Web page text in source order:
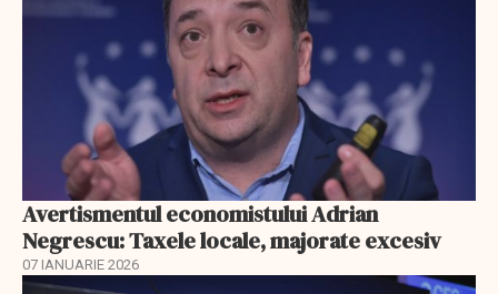
Avertismentul economistului Adrian
Negrescu: Taxele locale, majorate excesiv
07 IANUARIE 2026